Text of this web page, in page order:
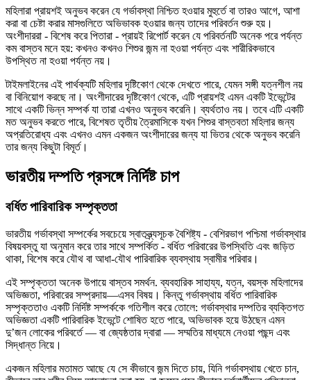
মহিলারা প্রায়শই অনুভব করেন যে গর্ভাবস্থা নিশ্চিত হওয়ার মুহুর্তে বা তারও আগে, আশা
করা বা চেষ্টা করার মাসগুলিতে অভিভাবক হওয়ার জন্য তাদের পরিবর্তন শুরু হয়।
অংশীদাররা - বিশেষ করে পিতারা - প্রায়ই রিপোর্ট করেন যে পরিবর্তনটি অনেক পরে পর্যন্ত
কম বাস্তব মনে হয়: কখনও কখনও শিশুর জন্ম না হওয়া পর্যন্ত এবং শারীরিকভাবে
উপস্থিত না হওয়া পর্যন্ত নয়।
টাইমলাইনের এই পার্থক্যটি মহিলার দৃষ্টিকোণ থেকে দেখতে পারে, যেমন সঙ্গী যত্নশীল নয়
বা বিনিয়োগ করছে না। অংশীদারের দৃষ্টিকোণ থেকে, এটি প্রায়শই এমন একটি ইভেন্টের
সাথে একটি ভিন্ন সম্পর্ক যা তারা এখনও অনুভব করেনি। ব্যর্থতাও নয়। তবে এটি একটি
মত অনুভব করতে পারে, বিশেষত তৃতীয় ত্রৈমাসিকে যখন শিশুর বাস্তবতা মহিলার জন্য
অপ্রতিরোধ্য এবং এখনও এমন একজন অংশীদারের জন্য যা ভিতর থেকে অনুভব করেনি
তার জন্য কিছুটা বিমূর্ত।
ভারতীয় দম্পতি প্রসঙ্গে নির্দিষ্ট চাপ
বর্ধিত পারিবারিক সম্পৃক্ততা
ভারতীয় গর্ভাবস্থা সম্পর্কের সবচেয়ে স্বাতন্ত্র্যসূচক বৈশিষ্ট্য - বেশিরভাগ পশ্চিমা গর্ভাবস্থার
বিষয়বস্তু যা অনুমান করে তার সাথে সম্পর্কিত - বর্ধিত পরিবারের উপস্থিতি এবং জড়িত
থাকা, বিশেষ করে যৌথ বা আধা-যৌথ পারিবারিক ব্যবস্থায় স্বামীর পরিবার।
এই সম্পৃক্ততা অনেক উপায়ে বাস্তব সমর্থন. ব্যবহারিক সাহায্য, যত্ন, বয়স্ক মহিলাদের
অভিজ্ঞতা, পরিবারের সম্প্রদায়—এসব বিষয়। কিন্তু গর্ভাবস্থায় বর্ধিত পারিবারিক
সম্পৃক্ততাও একটি নির্দিষ্ট সম্পর্ককে গতিশীল করে তোলে: গর্ভাবস্থার দম্পতির ব্যক্তিগত
অভিজ্ঞতা একটি পারিবারিক ইভেন্টে শোষিত হতে পারে, অভিভাবক হয়ে উঠছেন এমন
দু’জন লোকের পরিবর্তে — বা জ্যেষ্ঠতার দ্বারা — সম্মতির মাধ্যমে নেওয়া পছন্দ এবং
সিদ্ধান্ত নিয়ে।
একজন মহিলার মতামত আছে যে সে কীভাবে জন্ম দিতে চায়, যিনি গর্ভাবস্থায় খেতে চান,